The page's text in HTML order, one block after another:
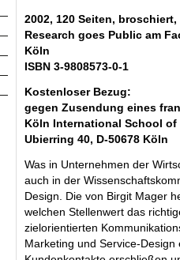
2002, 120 Seiten,
Research goes Public am
Köln
ISBN 3-9808573-0-1
Kostenloser Bezug:
gegen Zusendung eines
Köln International School
Ubierring 40, D-50678 Köln
Was in Unternehmen der
auch in der
Design. Die von Birgit Mager
welchen Stellenwert das
zielorientierten
Marketing und Service-